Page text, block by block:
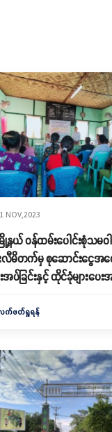
NOV,2023
နယ် ဝန်ထမ်းပေါင်းစုံသမဝ
မိတက်မှ စုဆောင်းငွေအပ
းအပ်ခြင်းနှင့် ထိုင်ခုံများပေး
ဖတ်ရှုရန်